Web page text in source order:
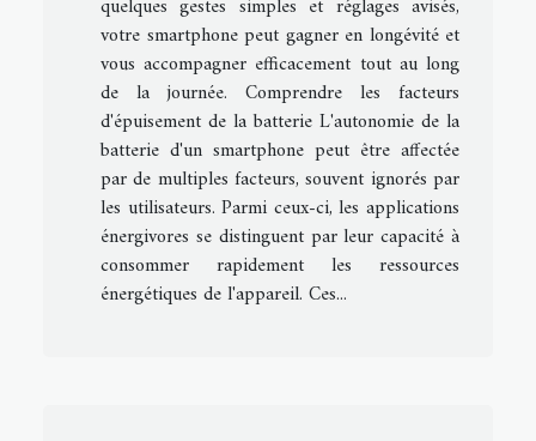
quelques gestes simples et réglages avisés,
votre smartphone peut gagner en longévité et
vous accompagner efficacement tout au long
de la journée. Comprendre les facteurs
d'épuisement de la batterie L'autonomie de la
batterie d'un smartphone peut être affectée
par de multiples facteurs, souvent ignorés par
les utilisateurs. Parmi ceux-ci, les applications
énergivores se distinguent par leur capacité à
consommer rapidement les ressources
énergétiques de l'appareil. Ces...